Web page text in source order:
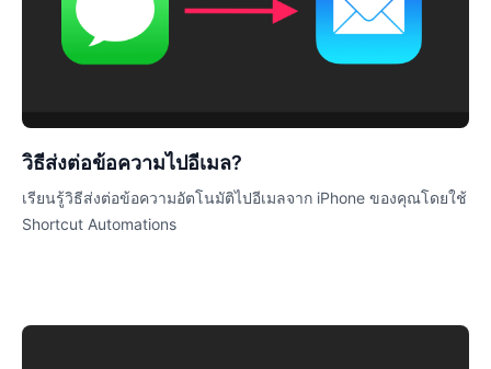
วิธีส่งต่อข้อความไปอีเมล?
เรียนรู้วิธีส่งต่อข้อความอัตโนมัติไปอีเมลจาก iPhone ของคุณโดยใช้
Shortcut Automations